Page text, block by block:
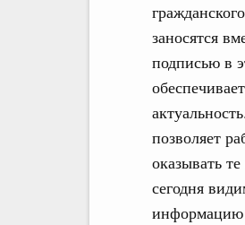
заносятся
подписью в
позволяет
оказывать
сегодня
информацию